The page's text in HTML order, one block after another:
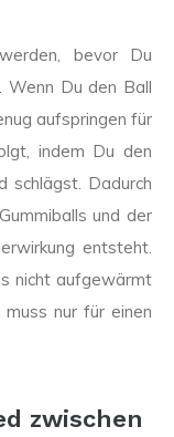
bevor Du
Wenn Du den Ball
aufspringen für
indem Du den
schlägst. Dadurch
und der
entsteht.
nicht aufgewärmt
nur für einen
zwischen